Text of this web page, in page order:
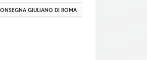
GIULIANO DI ROMA